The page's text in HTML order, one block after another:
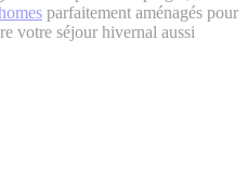
parfaitement aménagés pour
votre séjour hivernal aussi